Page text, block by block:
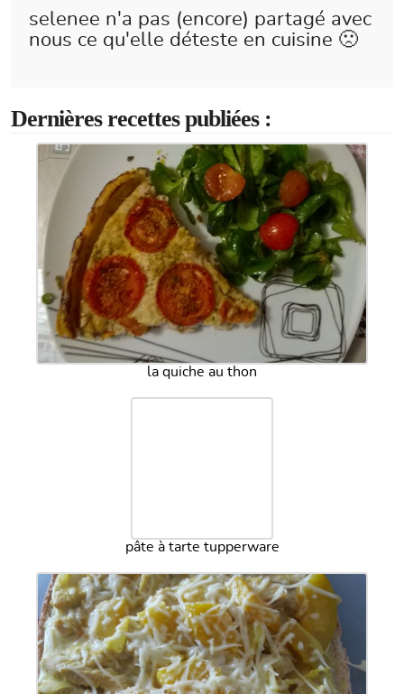
selenee n'a pas (encore) partagé avec
nous ce qu'elle déteste en cuisine 🙁
Dernières recettes publiées :
la quiche au thon
pâte à tarte tupperware